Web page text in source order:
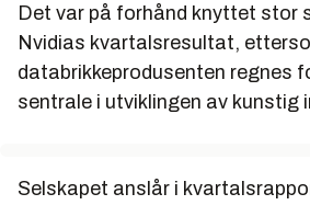
Det var på forhånd knyttet stor
Nvidias kvartalsresultat,
databrikkeprodusenten regnes
sentrale i utviklingen av kunstig
Selskapet anslår i